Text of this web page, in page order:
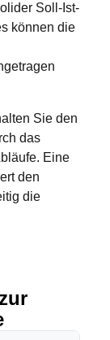
Soll-Ist-
können die
Sie den
das
Eine
den
die